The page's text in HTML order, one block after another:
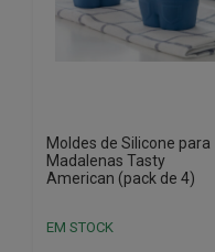
Moldes de Silicone para
Madalenas Tasty
American (pack de 4)
EM STOCK